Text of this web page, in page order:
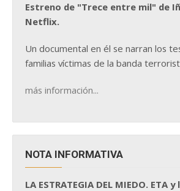
Estreno de "Trece entre mil" de
Netflix.
Un documental en él se narran los
familias víctimas de la banda
más información...
NOTA INFORMATIVA
LA ESTRATEGIA DEL MIEDO. ETA